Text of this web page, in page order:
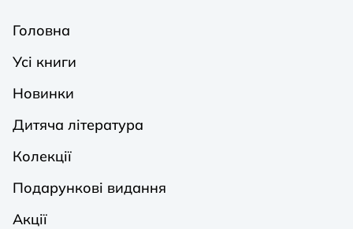
Головна
Усі книги
Новинки
Дитяча література
Колекції
Подарункові видання
Акції